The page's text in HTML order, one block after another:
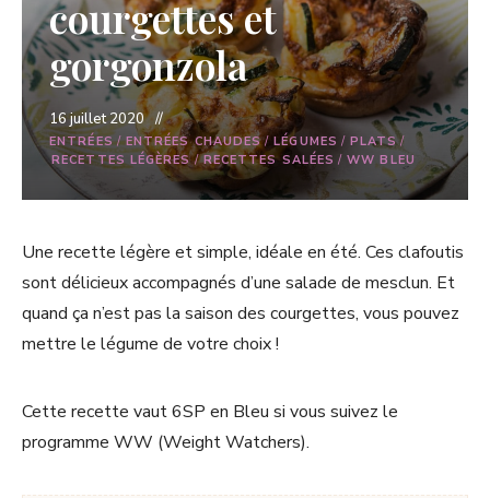
courgettes et
gorgonzola
16 juillet 2020
ENTRÉES/ENTRÉES CHAUDES/ LÉGUMES / PLATS/
RECETTES LÉGÈRES/RECETTES SALÉES / WW BLEU
Une recette légère et simple, idéale en été. Ces clafoutis
sont délicieux accompagnés d’une salade de mesclun. Et
quand ça n’est pas la saison des courgettes, vous pouvez
mettre le légume de votre choix !
Cette recette vaut 6SP en Bleu si vous suivez le
programme WW (Weight Watchers).